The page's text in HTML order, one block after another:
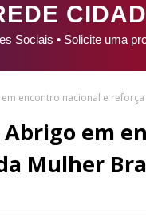
Sociais • Solicite uma
em encontro nacional e
Abrigo em
Mulher